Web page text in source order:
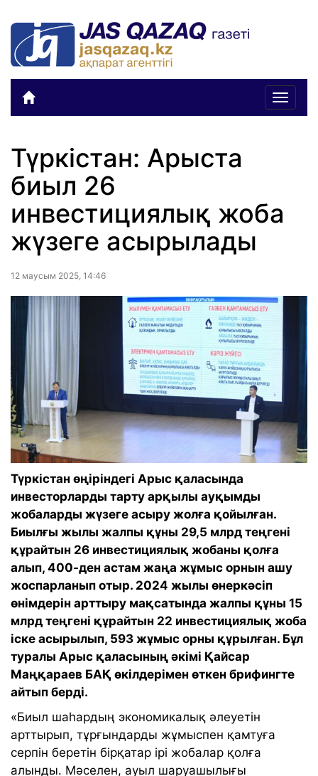
Toggle
Түркістан: Арыста
биыл 26
инвестициялық жоба
жүзеге асырылады
12 маусым 2025, 14:46
Түркістан өңіріндегі Арыс қаласында
инвесторларды тарту арқылы ауқымды
жобаларды жүзеге асыру жолға қойылған.
Биылғы жылы жалпы құны 29,5 млрд теңгені
құрайтын 26 инвестициялық жобаны қолға
алып, 400-ден астам жаңа жұмыс орнын ашу
жоспарланып отыр. 2024 жылы өнеркәсіп
өнімдерін арттыру мақсатында жалпы құны 15
млрд теңгені құрайтын 22 инвестициялық жоба
іске асырылып, 593 жұмыс орны құрылған. Бұл
туралы Арыс қаласының әкімі Қайсар
Маңқараев БАҚ өкілдерімен өткен брифингте
айтып берді.
«Биыл шаһардың экономикалық әлеуетін
арттырып, тұрғындарды жұмыспен қамтуға
серпін беретін бірқатар ірі жобалар қолға
алынды. Мәселен, ауыл шаруашылығы